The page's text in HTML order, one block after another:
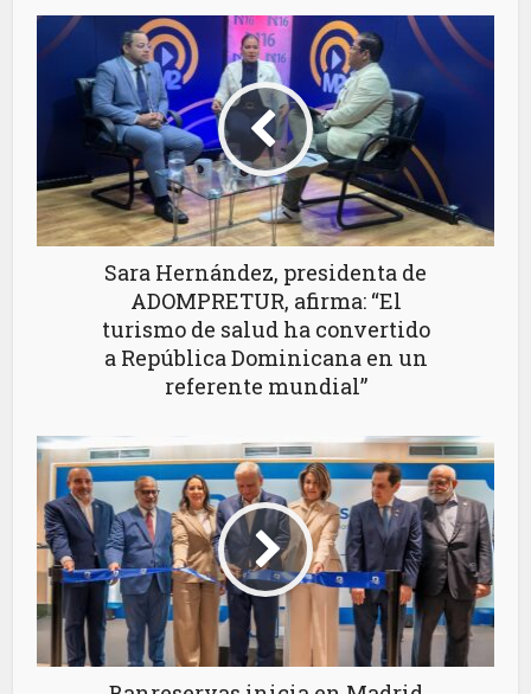
Sara Hernández, presidenta de
ADOMPRETUR, afirma: “El
turismo de salud ha convertido
a República Dominicana en un
referente mundial”